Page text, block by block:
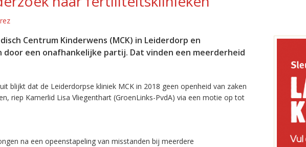
Centrum Kinderwens (MCK) in Leiderdorp en
een onafhankelijke partij. Dat vinden een meerderheid
blijkt dat de Leiderdorpse kliniek MCK in 2018 geen openheid van zaken
riep Kamerlid Lisa Vliegenthart (GroenLinks-PvdA) via een motie op tot
na een opeenstapeling van misstanden bij meerdere